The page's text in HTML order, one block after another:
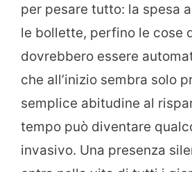
per pesare tutto: la spesa
le bollette, perfino le cose
dovrebbero essere
che all’inizio sembra solo
semplice abitudine al
tempo può diventare
invasivo. Una presenza